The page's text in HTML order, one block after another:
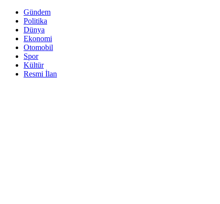
Gündem
Politika
Dünya
Ekonomi
Otomobil
Spor
Kültür
Resmi İlan